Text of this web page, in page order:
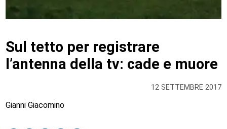
12 SETTEMBRE 2017
Sul tetto per registrare
l’antenna della tv: cade e muore
Gianni Giacomino